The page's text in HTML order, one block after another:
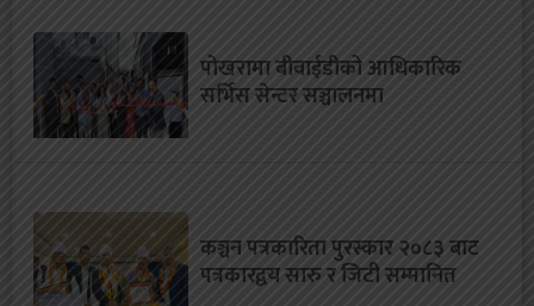
पोखरामा बीवाईडीको आधिकारिक
सर्भिस सेन्टर सञ्चालनमा
कञ्चन पत्रकारिता पुरस्कार २०८३ बाट
पत्रकारद्वय सारु र जिटी सम्मानित